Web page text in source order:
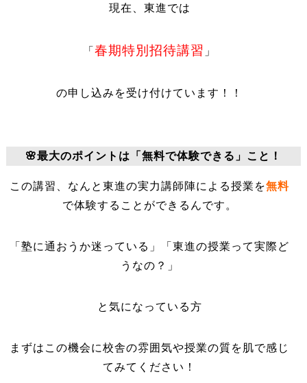
現在、東進では
「春期特別招待講習 」
の申し込みを受け付けています！！
🌸最大のポイントは「無料で体験できる」こと！
この講習、なんと東進の実力講師陣による授業を無料
で体験することができるんです。
「塾に通おうか迷っている」「東進の授業って実際ど
うなの？」
と気になっている方
まずはこの機会に校舎の雰囲気や授業の質を肌で感じ
てみてください！